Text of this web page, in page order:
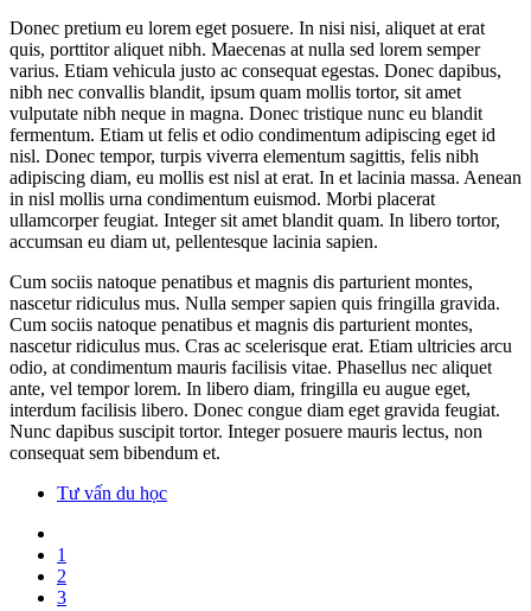
Donec pretium eu lorem eget posuere. In nisi nisi, aliquet at erat
quis, porttitor aliquet nibh. Maecenas at nulla sed lorem semper
varius. Etiam vehicula justo ac consequat egestas. Donec dapibus,
nibh nec convallis blandit, ipsum quam mollis tortor, sit amet
vulputate nibh neque in magna. Donec tristique nunc eu blandit
fermentum. Etiam ut felis et odio condimentum adipiscing eget id
nisl. Donec tempor, turpis viverra elementum sagittis, felis nibh
adipiscing diam, eu mollis est nisl at erat. In et lacinia massa. Aenean
in nisl mollis urna condimentum euismod. Morbi placerat
ullamcorper feugiat. Integer sit amet blandit quam. In libero tortor,
accumsan eu diam ut, pellentesque lacinia sapien.
Cum sociis natoque penatibus et magnis dis parturient montes,
nascetur ridiculus mus. Nulla semper sapien quis fringilla gravida.
Cum sociis natoque penatibus et magnis dis parturient montes,
nascetur ridiculus mus. Cras ac scelerisque erat. Etiam ultricies arcu
odio, at condimentum mauris facilisis vitae. Phasellus nec aliquet
ante, vel tempor lorem. In libero diam, fringilla eu augue eget,
interdum facilisis libero. Donec congue diam eget gravida feugiat.
Nunc dapibus suscipit tortor. Integer posuere mauris lectus, non
consequat sem bibendum et.
Tư vấn du học
1
2
3